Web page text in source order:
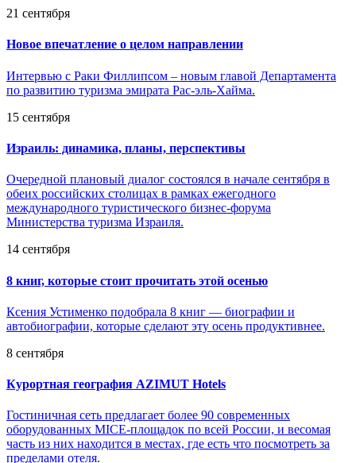
21 сентября
Новое впечатление о целом направлении
Интервью с Раки Филлипсом – новым главой Департамента
по развитию туризма эмирата Рас-эль-Хайма.
15 сентября
Израиль: динамика, планы, перспективы
Очередной плановый диалог состоялся в начале сентября в
обеих российских столицах в рамках ежегодного
международного туристического бизнес-форума
Министерства туризма Израиля.
14 сентября
8 книг, которые стоит прочитать этой осенью
Ксения Устименко подобрала 8 книг — биографии и
автобиографии, которые сделают эту осень продуктивнее.
8 сентября
Курортная география AZIMUT Hotels
Гостиничная сеть предлагает более 90 современных
оборудованных MICE-площадок по всей России, и весомая
часть из них находится в местах, где есть что посмотреть за
пределами отеля.